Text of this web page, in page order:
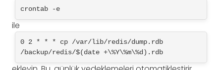
crontab -e
ile
0 2 * * * cp /var/lib/redis/dump.rdb
/backup/redis/$(date +\%Y\%m\%d).rdb